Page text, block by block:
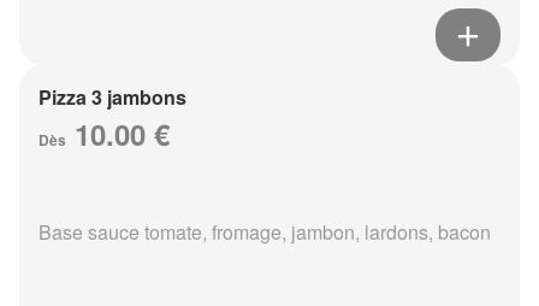
Pizza 3 jambons
Dès 10.00 €
Base sauce tomate, fromage, jambon, lardons, bacon